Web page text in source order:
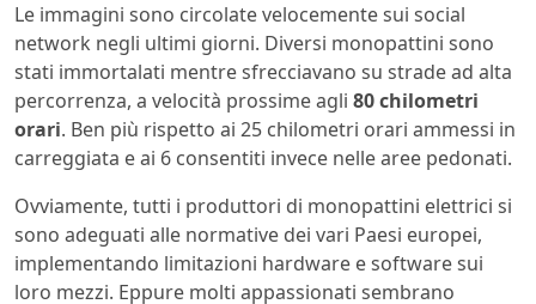
Le immagini sono circolate velocemente sui social
network negli ultimi giorni. Diversi monopattini sono
stati immortalati mentre sfrecciavano su strade ad alta
percorrenza, a velocità prossime agli 80 chilometri
orari. Ben più rispetto ai 25 chilometri orari ammessi in
carreggiata e ai 6 consentiti invece nelle aree pedonati.
Ovviamente, tutti i produttori di monopattini elettrici si
sono adeguati alle normative dei vari Paesi europei,
implementando limitazioni hardware e software sui
loro mezzi. Eppure molti appassionati sembrano